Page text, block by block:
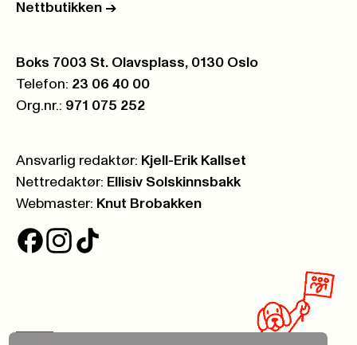
Nettbutikken ->
Postboks:
Boks 7003 St. Olavsplass, 0130 Oslo
Telefon: 23 06 40 00
Org.nr.: 971 075 252
Ansvarlig redaktør: Kjell-Erik Kallset
Nettredaktør: Ellisiv Solskinnsbakk
Webmaster: Knut Brobakken